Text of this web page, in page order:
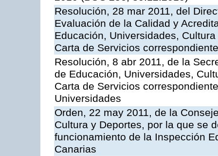
Resolución, 28 mar 2011, del
Evaluación de la Calidad y
Educación, Universidades,
Carta de Servicios
Resolución, 8 abr 2011, de la
de Educación, Universidades,
Carta de Servicios
Universidades
Orden, 22 may 2011, de la
Cultura y Deportes, por la que se
funcionamiento de la Inspección
Canarias